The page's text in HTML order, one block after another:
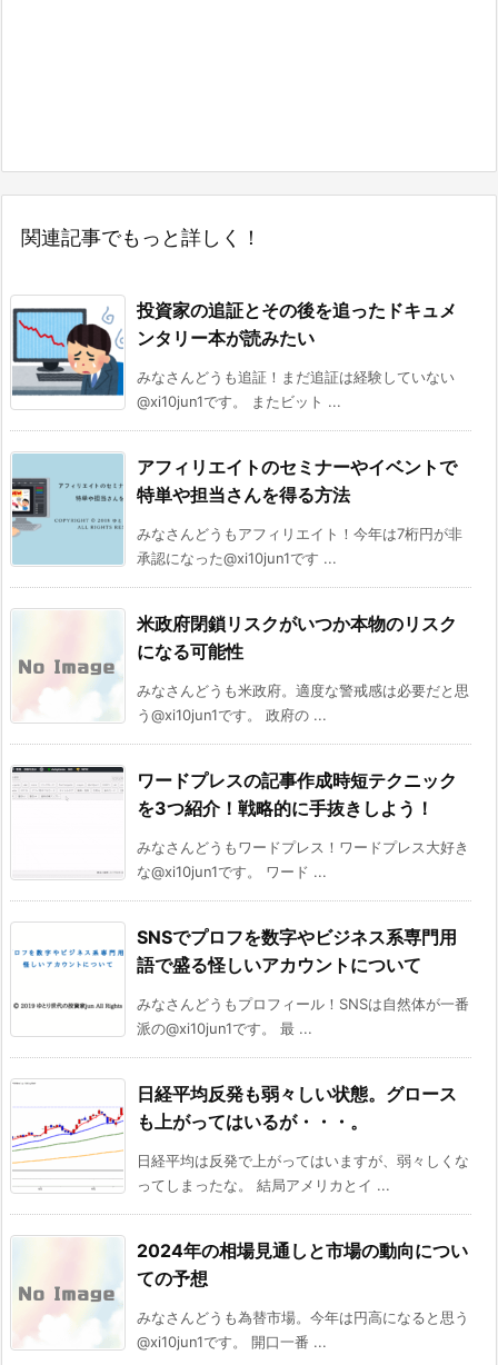
関連記事でもっと詳しく！
投資家の追証とその後を追ったドキュメ
ンタリー本が読みたい
みなさんどうも追証！まだ追証は経験していない
@xi10jun1です。 またビット ...
アフィリエイトのセミナーやイベントで
特単や担当さんを得る方法
みなさんどうもアフィリエイト！今年は7桁円が非
承認になった@xi10jun1です ...
米政府閉鎖リスクがいつか本物のリスク
になる可能性
みなさんどうも米政府。適度な警戒感は必要だと思
う@xi10jun1です。 政府の ...
ワードプレスの記事作成時短テクニック
を3つ紹介！戦略的に手抜きしよう！
みなさんどうもワードプレス！ワードプレス大好き
な@xi10jun1です。 ワード ...
SNSでプロフを数字やビジネス系専門用
語で盛る怪しいアカウントについて
みなさんどうもプロフィール！SNSは自然体が一番
派の@xi10jun1です。 最 ...
日経平均反発も弱々しい状態。グロース
も上がってはいるが・・・。
日経平均は反発で上がってはいますが、弱々しくな
ってしまったな。 結局アメリカとイ ...
2024年の相場見通しと市場の動向につい
ての予想
みなさんどうも為替市場。今年は円高になると思う
@xi10jun1です。 開口一番 ...